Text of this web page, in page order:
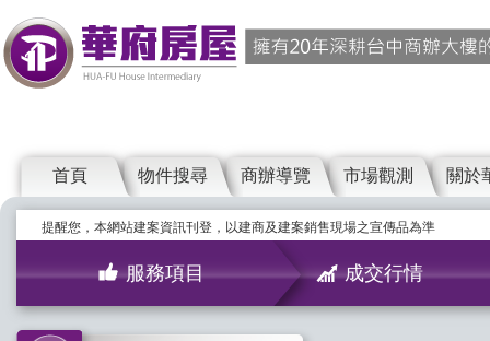
首頁 物件搜尋 商辦導覽 市場觀測 關於
提醒您，本網站建案資訊刊登，以建商及建案銷售現場之宣傳品為準
服務項目 成交行情